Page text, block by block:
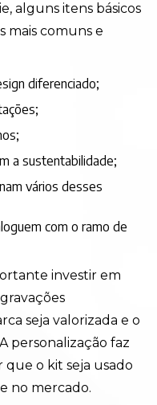
alguns itens básicos
mais comuns e
diferenciado;
a sustentabilidade;
investir em
seja valorizada e o
personalização faz
o kit seja usado
no mercado.